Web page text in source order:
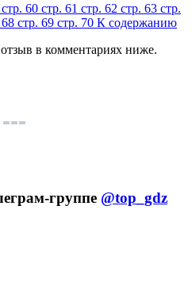
стр. 60 стр. 61 стр. 62 стр. 63 стр.
стр. 69 стр. 70 К содержанию
отзыв в комментариях ниже.
группе @top_gdz